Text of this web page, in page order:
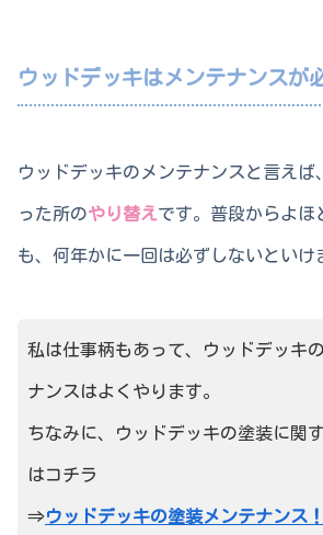
ウッドデッキはメンテナンスが
ウッドデッキのメンテナンスと言えば、
った所のやり替え です。普段からよほ
も、何年かに一回は必ずしないといけ
私は仕事柄もあって、ウッドデッキ
ナンスはよくやります。
ちなみに、ウッドデッキの塗装に関
はコチラ
⇒ウッドデッキの塗装メンテナンス